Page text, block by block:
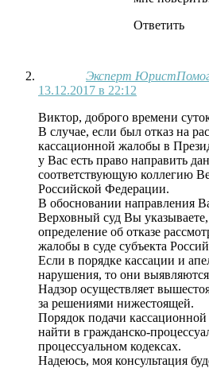
Ответить
Эксперт
13.12.2017 в 22:12
Виктор, доброго времени
В случае, если был отказ на
кассационной жалобы в
у Вас есть право направить
соответствующую коллегию
Российской Федерации.
В обосновании направления
Верховный суд Вы
определение об отказе
жалобы в суде субъекта
Если в порядке кассации и
нарушения, то они
Надзор осуществляет
за решениями нижестоящей.
Порядок подачи
найти в гражданско-
процессуальном кодексах.
Надеюсь, моя консультация